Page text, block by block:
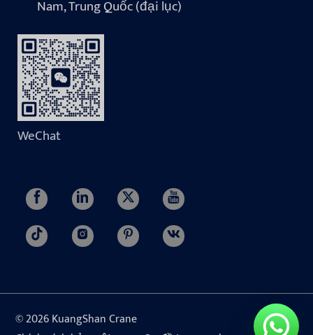
Nam, Trung Quốc (đại lục)
WeChat
© 2026 KuangShan Crane